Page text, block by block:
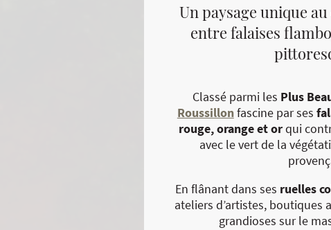
Un paysage unique
entre falaises
Classé parmi les Plus
Roussillonfascine par ses
rouge, orange et orqui
avec le vert de la
En flânant dans ses ruelles
ateliers d’artistes, boutiques
grandioses sur le